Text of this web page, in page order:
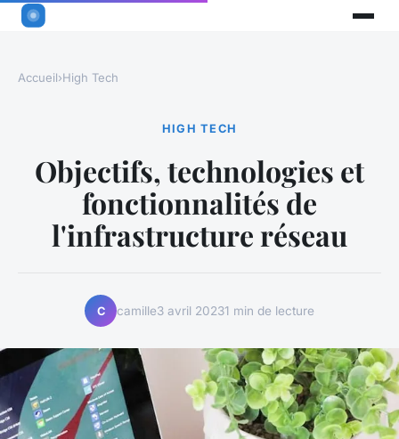
Accueil›High Tech
HIGH TECH
Objectifs, technologies et
fonctionnalités de
l'infrastructure réseau
C camille3 avril 20231 min de lecture